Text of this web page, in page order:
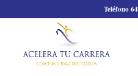
Teléfono